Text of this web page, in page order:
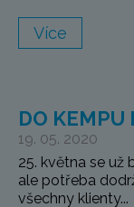
Více
DO KEMPU
19. 05. 2020
25. května se už
ale potřeba
všechny klienty...